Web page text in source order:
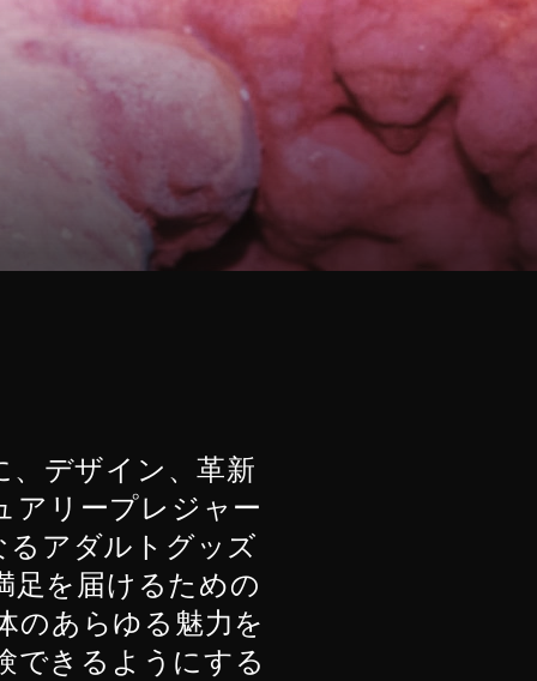
、デザイン、革新
アリープレジャー
るアダルトグッズ
足を届けるための
のあらゆる魅力を
できるようにする